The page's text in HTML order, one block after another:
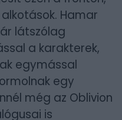
Hamar
látszólag
a karakterek,
egymással
egy
még az Oblivion
is